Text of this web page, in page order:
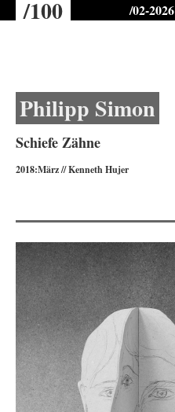
/100 /02-2026
Philipp Simon
Schiefe Zähne
2018:März//Kenneth Hujer